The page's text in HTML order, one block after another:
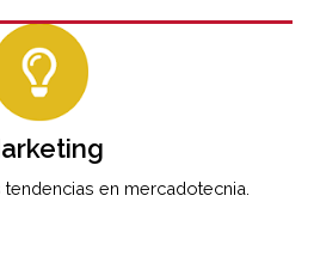
en mercadotecnia.